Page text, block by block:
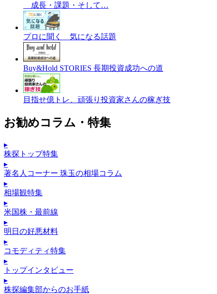
成長・課題・そして…
プロに聞く 気になる話題
Buy&Hold STORIES 長期投資成功への道
目指せ億トレ、頑張り投資家さんの稼ぎ技
お勧めコラム・特集
▸
株探トップ特集
▸
著名人コーナー 珠玉の相場コラム
▸
相場観特集
▸
米国株・最前線
▸
明日の好悪材料
▸
コモディティ特集
▸
トップインタビュー
▸
株探編集部からのお手紙